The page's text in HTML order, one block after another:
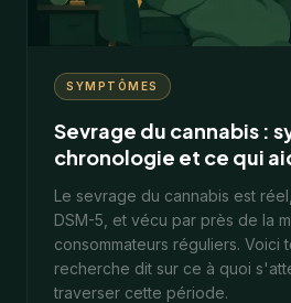
SYMPTÔMES
Sevrage du cannabis :
chronologie et ce qui
Le sevrage du cannabis est
DSM-5, et vécu par près de la
consommateurs réguliers. Voici
recherche dit sur ce à quoi
traverser cette période.